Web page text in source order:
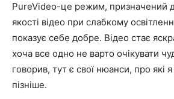
PureVideo-це режим, призначений
якості відео при слабкому
показує себе добре. Відео стає
хоча все одно не варто очікувати
говорив, тут є свої нюанси, про які
пізніше.